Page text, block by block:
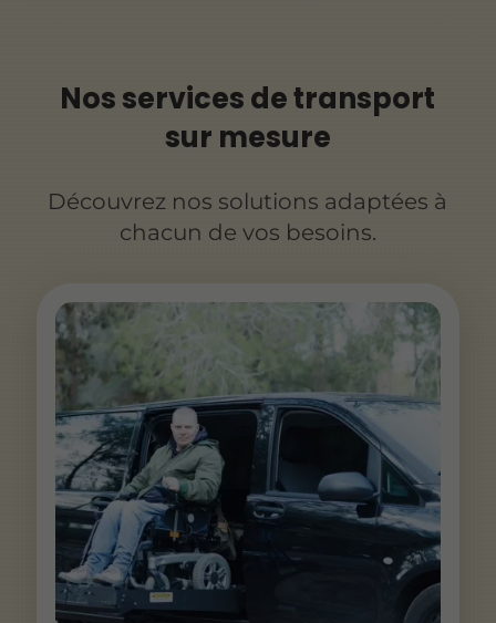
Nos services de transport
sur mesure
Découvrez nos solutions adaptées à
chacun de vos besoins.